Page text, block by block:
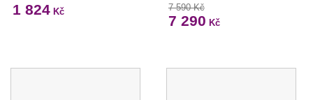
1 824 Kč 7 590 Kč
7 290 Kč